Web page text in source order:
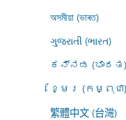
অসমীয়া (ভাৰত)
ગુજરાતી (ભારત)
ಕನ್ನಡ (ಭಾರತ)
ខ្មែរ (កម្ពុជា)
繁體中文 (台灣)